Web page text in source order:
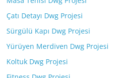
Çatı Detayı Dwg Projesi
Sürgülü Kapı Dwg Projesi
Yürüyen Merdiven Dwg Projesi
Koltuk Dwg Projesi